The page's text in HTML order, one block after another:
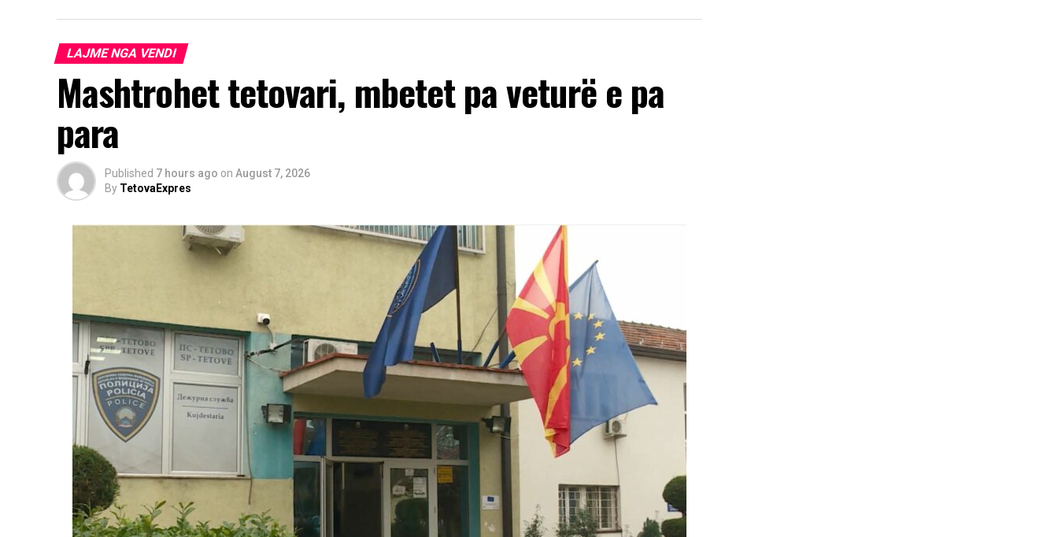
LAJME NGA VENDI
Mashtrohet tetovari, mbetet pa veturë e pa
para
Published 7 hours ago on August 7, 2026
By TetovaExpres